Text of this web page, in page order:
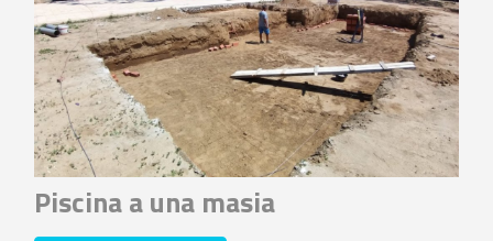
Piscina a una masia